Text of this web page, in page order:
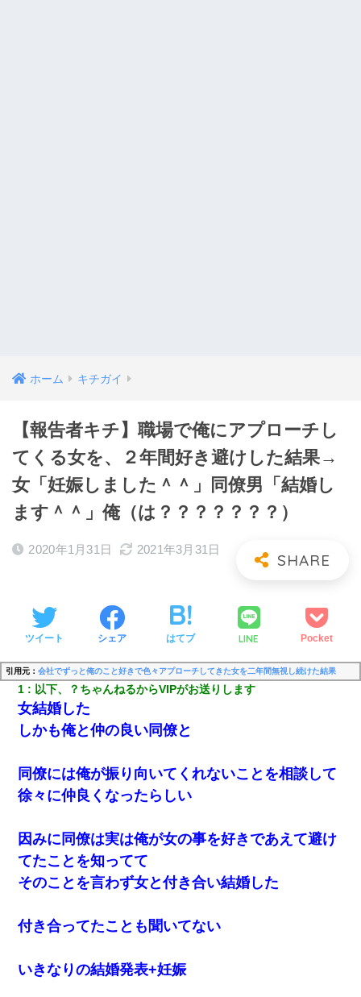
ホーム キチガイ
【報告者キチ】職場で俺にアプローチし
てくる女を、２年間好き避けした結果→
女「妊娠しました＾＾」同僚男「結婚し
ます＾＾」俺（は？？？？？？？）
2020年1月31日 2021年3月31日
ツイート シェア はてブ LINE Pocket
引用元： 会社でずっと俺のこと好きで色々アプローチしてきた女を二年間無視し続けた結果
1 以下、？ちゃんねるからVIPがお送りします
女結婚した
しかも俺と仲の良い同僚と
同僚には俺が振り向いてくれないことを相談して
徐々に仲良くなったらしい
因みに同僚は実は俺が女の事を好きであえて避け
てたことを知ってて
そのことを言わず女と付き合い結婚した
付き合ってたことも聞いてない
いきなりの結婚発表+妊娠